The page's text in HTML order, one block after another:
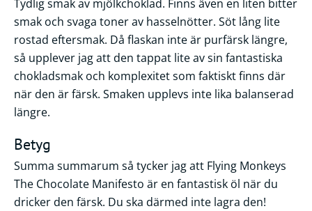
Tydlig smak av mjölkchoklad. Finns även en liten bitter
smak och svaga toner av hasselnötter. Söt lång lite
rostad eftersmak. Då flaskan inte är purfärsk längre,
så upplever jag att den tappat lite av sin fantastiska
chokladsmak och komplexitet som faktiskt finns där
när den är färsk. Smaken upplevs inte lika balanserad
längre.
Betyg
Summa summarum så tycker jag att Flying Monkeys
The Chocolate Manifesto är en fantastisk öl när du
dricker den färsk. Du ska därmed inte lagra den!